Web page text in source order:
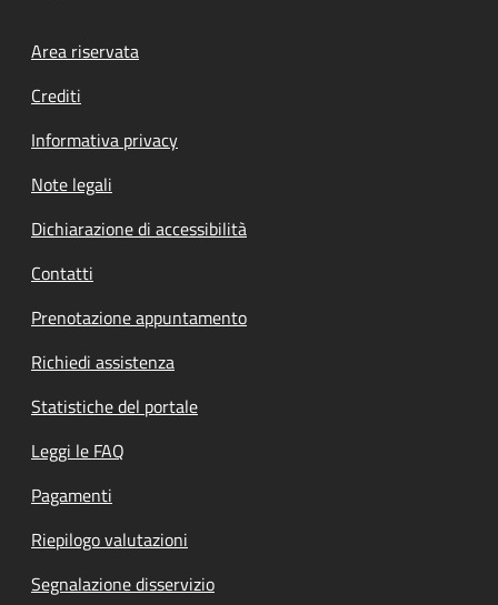
Footer menu
Area riservata
Crediti
Informativa privacy
Note legali
Dichiarazione di accessibilità
Contatti
Prenotazione appuntamento
Richiedi assistenza
Statistiche del portale
Leggi le FAQ
Pagamenti
Riepilogo valutazioni
Segnalazione disservizio